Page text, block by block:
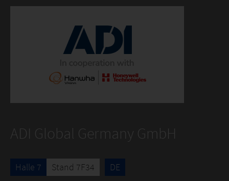
ADI Global Germany GmbH
Halle 7 Stand 7F34 DE